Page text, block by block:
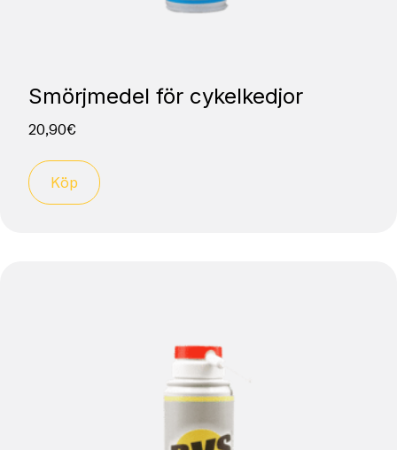
Smörjmedel för cykelkedjor
20,90€
Köp